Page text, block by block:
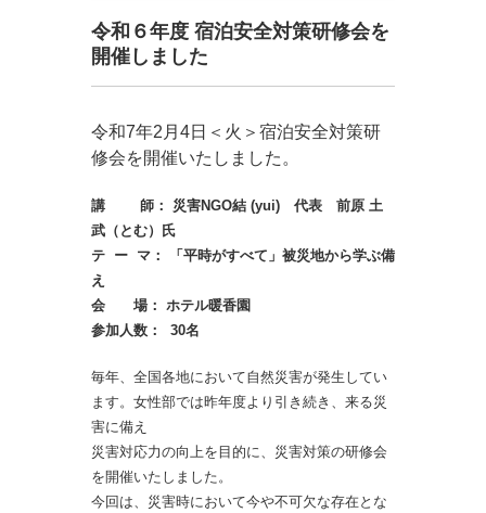
令和６年度 宿泊安全対策研修会を
開催しました
令和7年2月4日＜火＞宿泊安全対策研
修会を開催いたしました。
講 師： 災害NGO結 (yui) 代表 前原 土
武（とむ）氏
テ ー マ： 「平時がすべて」被災地から学ぶ備
え
会 場： ホテル暖香園
参加人数： 30名
毎年、全国各地において自然災害が発生してい
ます。女性部では昨年度より引き続き、 来る災
害に備え
災害対応力の向上を目的に、災害対策の研修会
を開催いたしました。
今回は、災害時において今や不可欠な存在とな